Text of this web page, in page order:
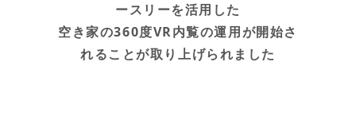
ースリーを活用した
空き家の360度VR内覧の運用が開始さ
れることが取り上げられました